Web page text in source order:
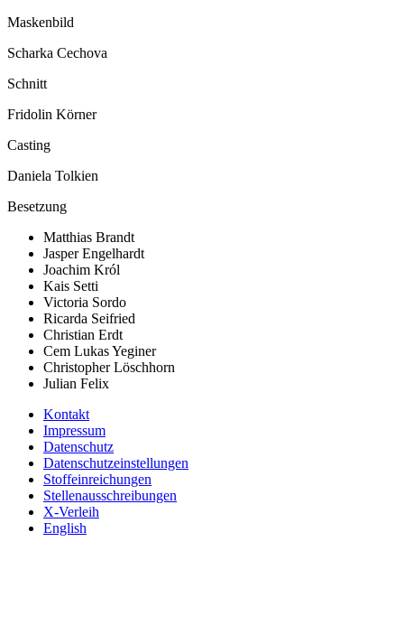
Maskenbild
Scharka Cechova
Schnitt
Fridolin Körner
Casting
Daniela Tolkien
Besetzung
Matthias Brandt
Jasper Engelhardt
Joachim Król
Kais Setti
Victoria Sordo
Ricarda Seifried
Christian Erdt
Cem Lukas Yeginer
Christopher Löschhorn
Julian Felix
Kontakt
Impressum
Datenschutz
Datenschutzeinstellungen
Stoffeinreichungen
Stellenausschreibungen
X-Verleih
English